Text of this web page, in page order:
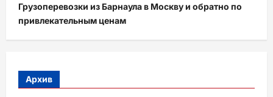
Грузоперевозки из Барнаула в Москву и обратно по
привлекательным ценам
Архив